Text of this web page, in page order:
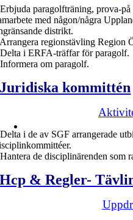
paragolfträning, prova-
med någon/några
distrikt.
regionstävling Region
i ERFA-träffar för paragolf.
om paragolf.
Juridiska kommittén
i de av SGF arrangerade
de disciplinärenden som
Hcp & Regler-